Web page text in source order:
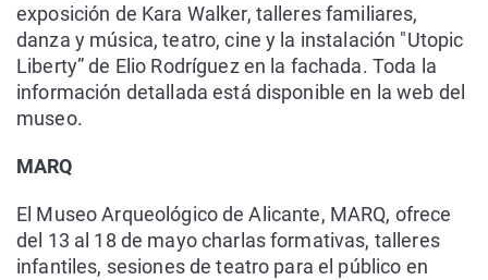
exposición de Kara Walker, talleres familiares,
danza y música, teatro, cine y la instalación "Utopic
Liberty” de Elio Rodríguez en la fachada. Toda la
información detallada está disponible en la web del
museo.
MARQ
El Museo Arqueológico de Alicante, MARQ, ofrece
del 13 al 18 de mayo charlas formativas, talleres
infantiles, sesiones de teatro para el público en